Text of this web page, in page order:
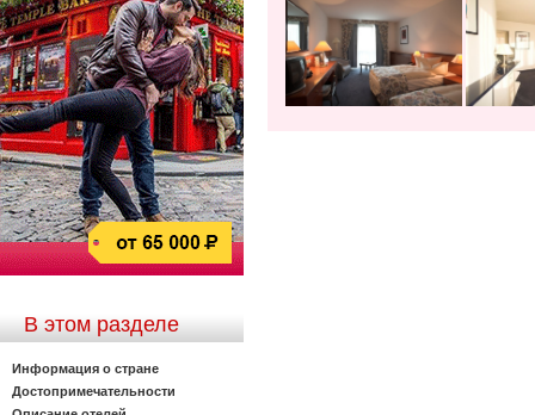
В этом разделе
Информация о стране
Достопримечательности